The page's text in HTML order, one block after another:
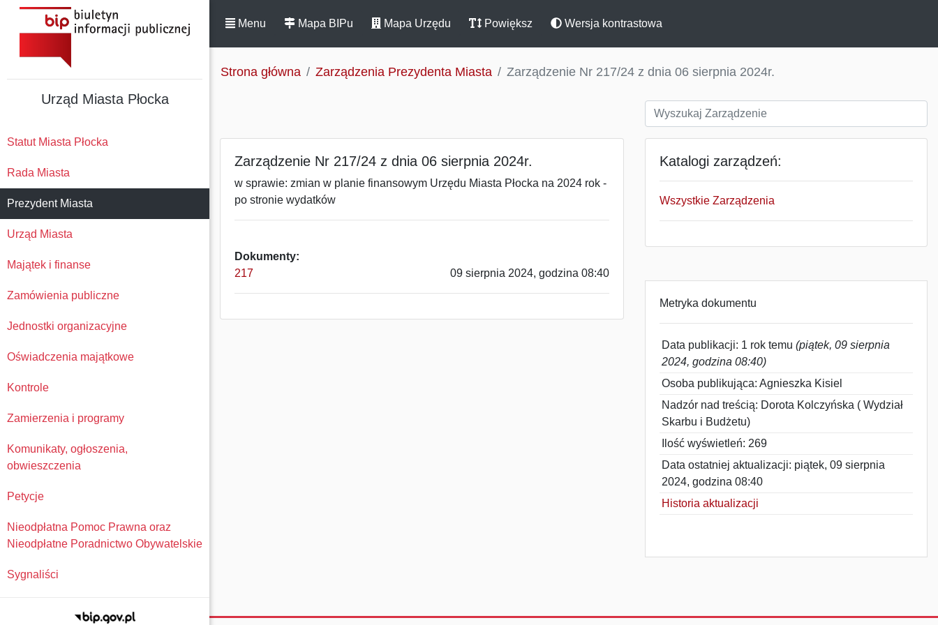
Urząd Miasta Płocka
Statut Miasta Płocka
Rada Miasta
Prezydent Miasta
Urząd Miasta
Majątek i finanse
Zamówienia publiczne
Jednostki organizacyjne
Oświadczenia majątkowe
Kontrole
Zamierzenia i programy
Komunikaty, ogłoszenia,
obwieszczenia
Petycje
Nieodpłatna Pomoc Prawna oraz
Nieodpłatne Poradnictwo Obywatelskie
Sygnaliści
Menu Mapa BIPu Mapa Urzędu Powiększ Wersja kontrastowa
Strona główna Zarządzenia Prezydenta Miasta Zarządzenie Nr 217/24 z dnia 06 sierpnia 2024r.
Zarządzenie Nr 217/24 z dnia 06 sierpnia 2024r.
w sprawie: zmian w planie finansowym Urzędu Miasta Płocka na 2024 rok -
po stronie wydatków
Dokumenty:
217
09 sierpnia 2024, godzina 08:40
Katalogi zarządzeń:
Wszystkie Zarządzenia
Metryka dokumentu
Data publikacji: 1 rok temu (piątek, 09 sierpnia
2024, godzina 08:40)
Osoba publikująca: Agnieszka Kisiel
Nadzór nad treścią: Dorota Kolczyńska ( Wydział
Skarbu i Budżetu)
Ilość wyświetleń: 269
Data ostatniej aktualizacji: piątek, 09 sierpnia
2024, godzina 08:40
Historia aktualizacji